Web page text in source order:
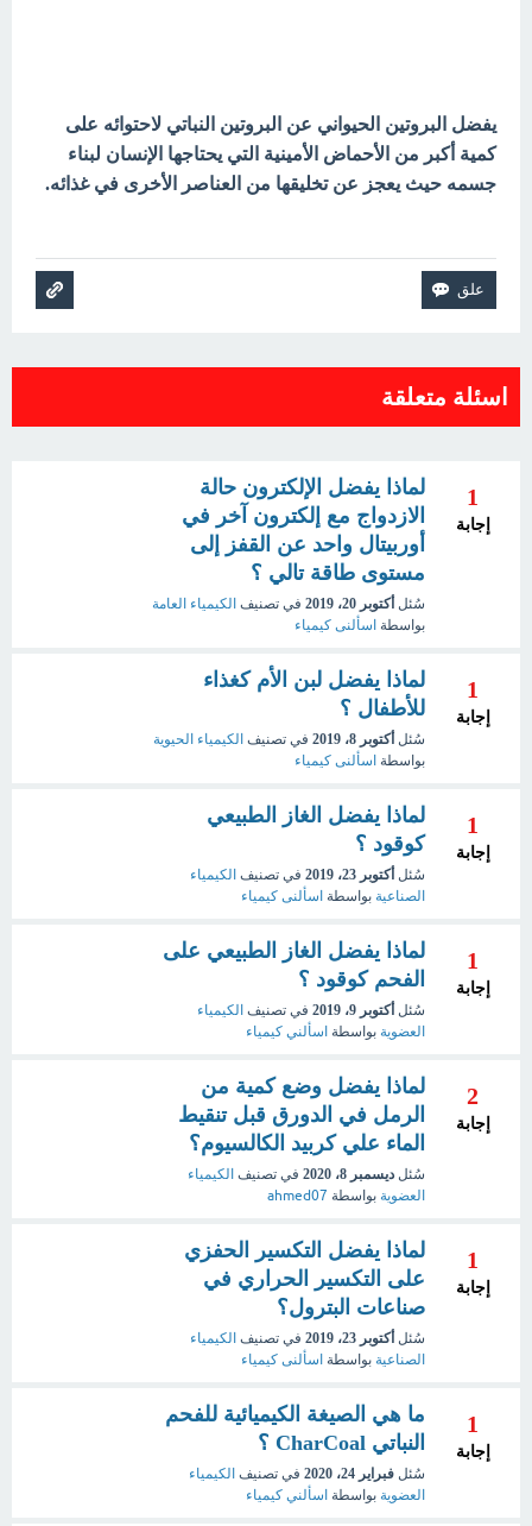
يفضل البروتين الحيواني عن البروتين النباتي لاحتوائه على
كمية أكبر من الأحماض الأمينية التي يحتاجها الإنسان لبناء
جسمه حيث يعجز عن تخليقها من العناصر الأخرى في غذائه.
اسئلة متعلقة
1
إجابة
لماذا يفضل الإلكترون حالة
الازدواج مع إلكترون آخر في
أوربيتال واحد عن القفز إلى
مستوى طاقة تالي ؟
سُئل أكتوبر 20، 2019 في تصنيف الكيمياء العامة
بواسطة اسألنى كيمياء
1
إجابة
لماذا يفضل لبن الأم كغذاء
للأطفال ؟
سُئل أكتوبر 8، 2019 في تصنيف الكيمياء الحيوية
بواسطة اسألنى كيمياء
1
إجابة
لماذا يفضل الغاز الطبيعي
كوقود ؟
سُئل أكتوبر 23، 2019 في تصنيف الكيمياء
الصناعية بواسطة اسألنى كيمياء
1
إجابة
لماذا يفضل الغاز الطبيعي على
الفحم كوقود ؟
سُئل أكتوبر 9، 2019 في تصنيف الكيمياء
العضوية بواسطة اسألني كيمياء
2
إجابة
لماذا يفضل وضع كمية من
الرمل في الدورق قبل تنقيط
الماء علي كربيد الكالسيوم؟
سُئل ديسمبر 8، 2020 في تصنيف الكيمياء
العضوية بواسطة ahmed07
1
إجابة
لماذا يفضل التكسير الحفزي
على التكسير الحراري في
صناعات البترول؟
سُئل أكتوبر 23، 2019 في تصنيف الكيمياء
الصناعية بواسطة اسألنى كيمياء
1
إجابة
ما هي الصيغة الكيميائية للفحم
النباتي CharCoal ؟
سُئل فبراير 24، 2020 في تصنيف الكيمياء
العضوية بواسطة اسألني كيمياء